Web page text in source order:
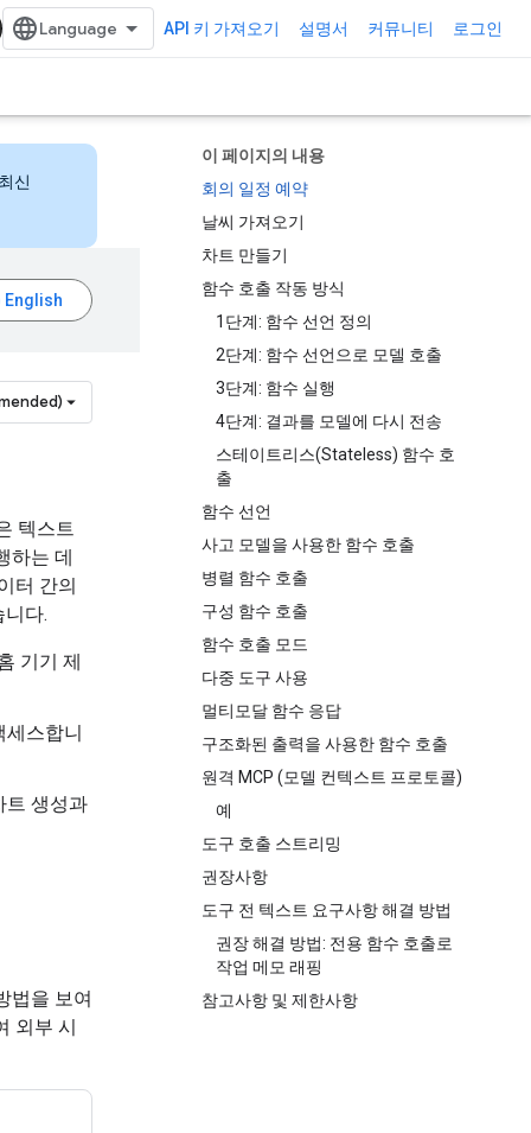
API 키 가져오기 설명서 커뮤니티 로그인
이 페이지의 내용
회의 일정 예약
날씨 가져오기
차트 만들기
함수 호출 작동 방식
1단계: 함수 선언 정의
2단계: 함수 선언으로 모델 호출
3단계: 함수 실행
4단계: 결과를 모델에 다시 전송
스테이트리스(Stateless) 함수 호
출
함수 선언
사고 모델을 사용한 함수 호출
병렬 함수 호출
구성 함수 호출
함수 호출 모드
다중 도구 사용
멀티모달 함수 응답
구조화된 출력을 사용한 함수 호출
원격 MCP (모델 컨텍스트 프로토콜)
예
도구 호출 스트리밍
권장사항
도구 전 텍스트 요구사항 해결 방법
권장 해결 방법: 전용 함수 호출로
작업 메모 래핑
참고사항 및 제한사항
신
텍스트
하는 데
터 간의
다.
기기 제
세스합니
트 생성과
법을 보여
외부 시